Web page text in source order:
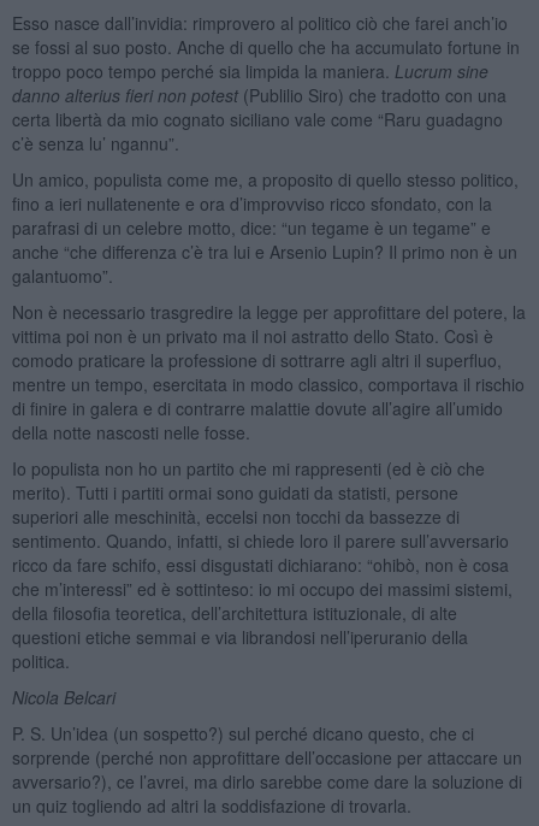
Esso nasce dall’invidia: rimprovero al politico ciò che farei anch’io
se fossi al suo posto. Anche di quello che ha accumulato fortune in
troppo poco tempo perché sia limpida la maniera. Lucrum sine
danno alterius fieri non potest(Publilio Siro) che tradotto con una
certa libertà da mio cognato siciliano vale come “Raru guadagno
c’è senza lu’ ngannu”.
Un amico, populista come me, a proposito di quello stesso politico,
fino a ieri nullatenente e ora d’improvviso ricco sfondato, con la
parafrasi di un celebre motto, dice: “un tegame è un tegame” e
anche “che differenza c’è tra lui e Arsenio Lupin? Il primo non è un
galantuomo”.
Non è necessario trasgredire la legge per approfittare del potere, la
vittima poi non è un privato ma il noi astratto dello Stato. Così è
comodo praticare la professione di sottrarre agli altri il superfluo,
mentre un tempo, esercitata in modo classico, comportava il rischio
di finire in galera e di contrarre malattie dovute all’agire all’umido
della notte nascosti nelle fosse.
Io populista non ho un partito che mi rappresenti (ed è ciò che
merito). Tutti i partiti ormai sono guidati da statisti, persone
superiori alle meschinità, eccelsi non tocchi da bassezze di
sentimento. Quando, infatti, si chiede loro il parere sull’avversario
ricco da fare schifo, essi disgustati dichiarano: “ohibò, non è cosa
che m’interessi” ed è sottinteso: io mi occupo dei massimi sistemi,
della filosofia teoretica, dell’architettura istituzionale, di alte
questioni etiche semmai e via librandosi nell’iperuranio della
politica.
Nicola Belcari
P. S. Un’idea (un sospetto?) sul perché dicano questo, che ci
sorprende (perché non approfittare dell’occasione per attaccare un
avversario?), ce l’avrei, ma dirlo sarebbe come dare la soluzione di
un quiz togliendo ad altri la soddisfazione di trovarla.